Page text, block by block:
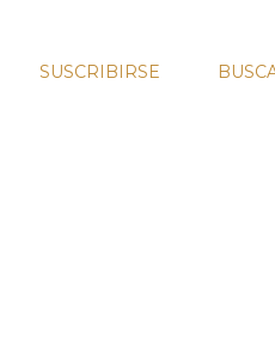
SUSCRIBIRSE